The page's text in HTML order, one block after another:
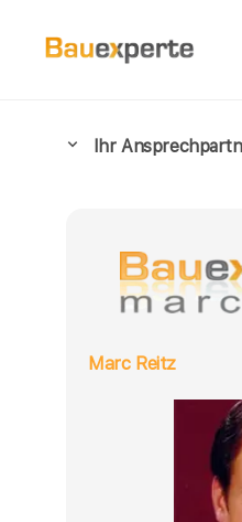
Ihr
Marc Reitz